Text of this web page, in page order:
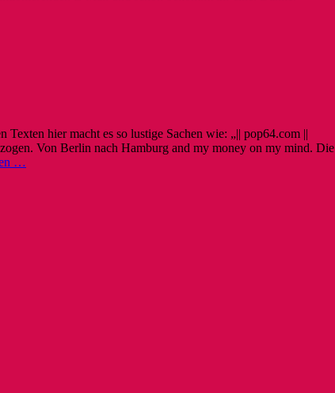
hier macht es so lustige Sachen wie: „|| pop64.com ||
Von Berlin nach Hamburg and my money on my mind. Die
…